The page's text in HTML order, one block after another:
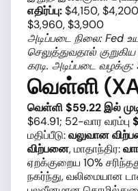
எதிர்ப்பு:$4,150,
$3,960, $3,900
அடிப்படை நிலை: Fed
செலுத்துவதால்
கரடி. அடிப்படை
வெள்ளி
வெள்ளி $59.22 இல்
$64.91; 52-வார வரம்பு
மதிப்பீடு:வலுவான
விற்பனை, மாதாந்திர:
ஏறக்குறைய 10%
நகர்ந்து, வலிமையான